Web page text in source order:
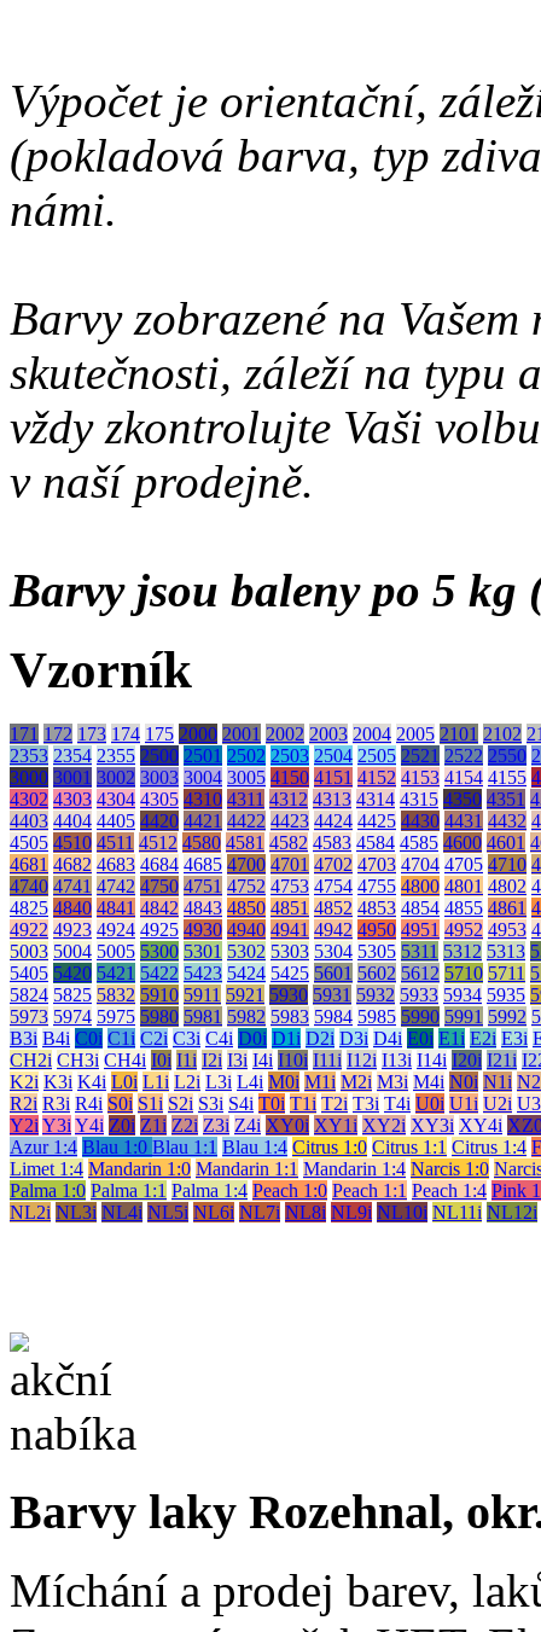
Výpočet je orientační,
(pokladová barva, typ
námi.
Barvy zobrazené na
skutečnosti, záleží na typu
vždy zkontrolujte Vaši
v naší prodejně.
Barvy jsou baleny po 5 kg
Vzorník
171 172 173 174 175 2000 2001 2002 2003 2004 2005 2101 2102
2353 2354 2355 2500 2501 2502 2503 2504 2505 2521 2522 2550
3000 3001 3002 3003 3004 3005 4150 4151 4152 4153 4154 4155
4302 4303 4304 4305 4310 4311 4312 4313 4314 4315 4350 4351
4403 4404 4405 4420 4421 4422 4423 4424 4425 4430 4431 4432
4505 4510 4511 4512 4580 4581 4582 4583 4584 4585 4600 4601
4681 4682 4683 4684 4685 4700 4701 4702 4703 4704 4705 4710
4740 4741 4742 4750 4751 4752 4753 4754 4755 4800 4801 4802
4825 4840 4841 4842 4843 4850 4851 4852 4853 4854 4855 4861
4922 4923 4924 4925 4930 4940 4941 4942 4950 4951 4952 4953
5003 5004 5005 5300 5301 5302 5303 5304 5305 5311 5312 5313
5405 5420 5421 5422 5423 5424 5425 5601 5602 5612 5710 5711
5824 5825 5832 5910 5911 5921 5930 5931 5932 5933 5934 5935
5973 5974 5975 5980 5981 5982 5983 5984 5985 5990 5991 5992
B3i B4i C0i C1i C2i C3i C4i D0i D1i D2i D3i D4i E0i E1i E2i E3i
CH2i CH3i CH4i I0i I1i I2i I3i I4i I10i I11i I12i I13i I14i I20i I21i
K2i K3i K4i L0i L1i L2i L3i L4i M0i M1i M2i M3i M4i N0i N1i
R2i R3i R4i S0i S1i S2i S3i S4i T0i T1i T2i T3i T4i U0i U1i U2i
Y2i Y3i Y4i Z0i Z1i Z2i Z3i Z4i XY0i XY1i XY2i XY3i XY4i
Azur 1:4 Blau 1:0 Blau 1:1 Blau 1:4 Citrus 1:0 Citrus 1:1 Citrus 1:4
Limet 1:4 Mandarin 1:0 Mandarin 1:1 Mandarin 1:4 Narcis 1:0
Palma 1:0 Palma 1:1 Palma 1:4 Peach 1:0 Peach 1:1 Peach 1:4 Pink
NL2i NL3i NL4i NL5i NL6i NL7i NL8i NL9i NL10i NL11i NL12i
Barvy laky Rozehnal,
Míchání a prodej barev,